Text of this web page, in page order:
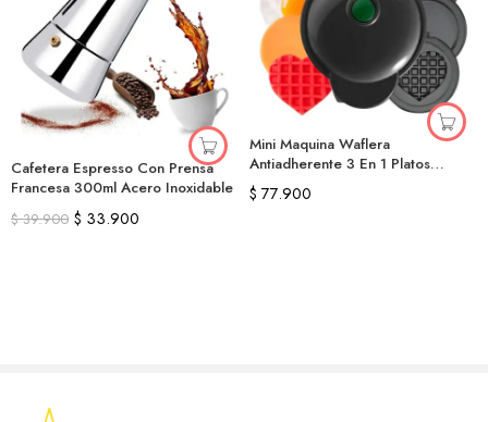
Cafetera Espresso Con Prensa
Francesa 300ml Acero Inoxidable
$39.900 $ 33.900
Mini Maquina Waflera
Antiadherente 3 En 1 Platos
Extraíbles
$ 77.900